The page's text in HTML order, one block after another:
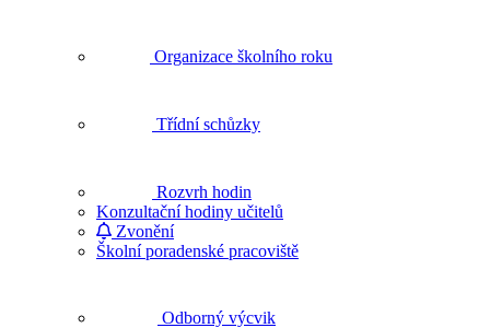
Organizace školního roku
Třídní schůzky
Rozvrh hodin
Konzultační hodiny učitelů
Zvonění
Školní poradenské pracoviště
Odborný výcvik